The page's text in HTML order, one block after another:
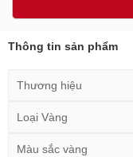
Thông tin sản phẩm
Thương hiệu
Loại Vàng
Màu sắc vàng